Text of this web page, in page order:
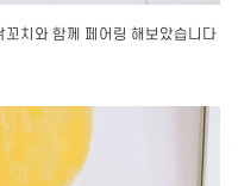
치와 함께 페어링 해보았습니다